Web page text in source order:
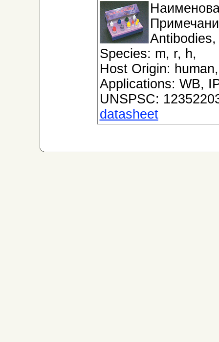
Antibodies,
Species: m, r, h,
Host Origin: human,
Applications: WB,
UNSPSC:
datasheet